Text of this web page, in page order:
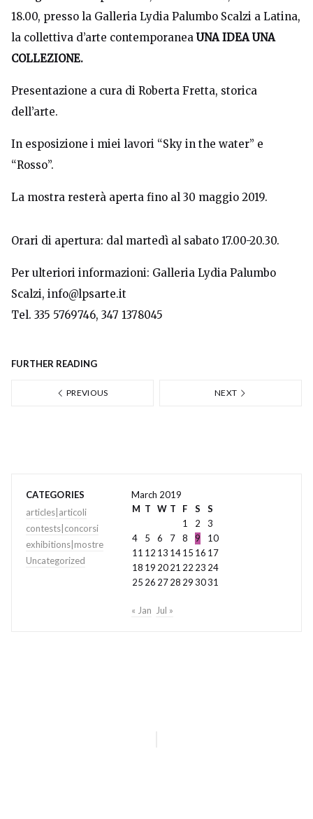
18.00, presso la Galleria Lydia Palumbo Scalzi a Latina,
la collettiva d’arte contemporanea UNA IDEA UNA
COLLEZIONE.
Presentazione a cura di Roberta Fretta, storica
dell’arte.
In esposizione i miei lavori “Sky in the water” e
“Rosso”.
La mostra resterà aperta fino al 30 maggio 2019.
Orari di apertura: dal martedì al sabato 17.00-20.30.
Per ulteriori informazioni: Galleria Lydia Palumbo
Scalzi, info@lpsarte.it
Tel. 335 5769746, 347 1378045
FURTHER READING
PREVIOUS NEXT
CATEGORIES
articles|articoli
contests|concorsi
exhibitions|mostre
Uncategorized
March 2019
M T W T F S
S
1
2
3
4
5 6 7 8 9
10
11 12 13 1415 16 17
18 19 2021 22 23 24
25 26 2728 293031
« Jan Jul »